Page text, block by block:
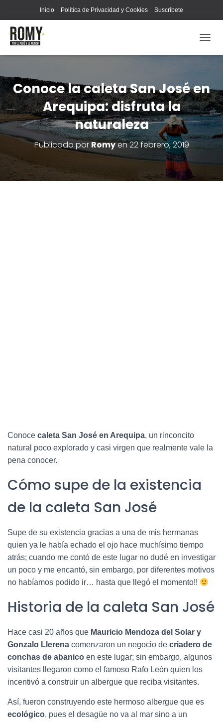
Inicio Política de Privacidad y Cookies Suscríbete
A
A
R
M
O
O
D
Conoce la caleta San José en
Arequipa: disfruta la
naturaleza
Publicado porRomyen22 febrero, 2019
Conoce caleta San José en Arequipa, un rinconcito
natural poco explorado y casi virgen que realmente vale la
pena conocer.
Cómo supe de la existencia
de la caleta San José
Supe de su existencia gracias a una de mis hermanas
quien ya le había echado el ojo hace muchísimo tiempo
atrás; cuando me contó de este lugar no dudé en investigar
un poco y me encantó, sin embargo, por diferentes motivos
no habíamos podido ir… hasta que llegó el momento!!
Historia de la caleta San José
Hace casi 20 años que Mauricio Mendoza del Solar y
Gonzalo Llerena comenzaron un negocio de criadero de
conchas de abanico en este lugar; sin embargo, algunos
visitantes llegaron como el famoso Rafo León quien los
incentivó a construir un albergue que reciba visitantes.
Así, fueron construyendo este hermoso albergue que es
ecológico, pues el desagüe no va al mar sino a un